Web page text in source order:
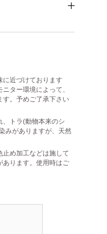
近づけております
ター環境によって、
す。予めご了承下さい
トラ(動物本来のシ
みがありますが、天然
め加工などは施して
あります。使用時はご